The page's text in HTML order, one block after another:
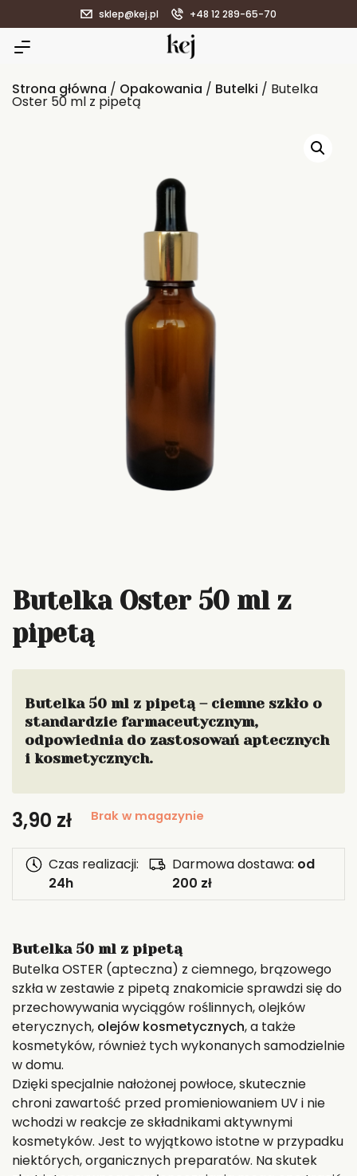
sklep@kej.pl +48 12 289-65-70
Strona główna / Opakowania / Butelki / Butelka
Oster 50 ml z pipetą
Butelka Oster 50 ml z
pipetą
Butelka 50 ml z pipetą – ciemne szkło o
standardzie farmaceutycznym,
odpowiednia do zastosowań aptecznych
i kosmetycznych.
3,90 zł Brak w magazynie
Czas realizacji:
24h
Darmowa dostawa: od
200 zł
Butelka 50 ml z pipetą
Butelka OSTER (apteczna) z ciemnego, brązowego
szkła w zestawie z pipetą znakomicie sprawdzi się do
przechowywania wyciągów roślinnych, olejków
eterycznych, olejów kosmetycznych, a także
kosmetyków, również tych wykonanych samodzielnie
w domu.
Dzięki specjalnie nałożonej powłoce, skutecznie
chroni zawartość przed promieniowaniem UV i nie
wchodzi w reakcje ze składnikami aktywnymi
kosmetyków. Jest to wyjątkowo istotne w przypadku
niektórych, organicznych preparatów. Na skutek